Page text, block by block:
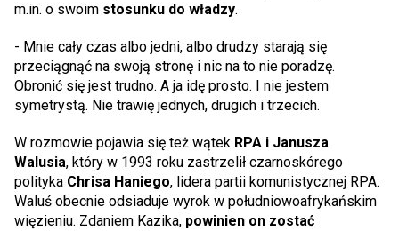
m.in. o swoim stosunku do władzy.
- Mnie cały czas albo jedni, albo drudzy starają się
przeciągnąć na swoją stronę i nic na to nie poradzę.
Obronić się jest trudno. A ja idę prosto. I nie jestem
symetrystą. Nie trawię jednych, drugich i trzecich.
W rozmowie pojawia się też wątek RPA i Janusza
Walusia, który w 1993 roku zastrzelił czarnoskórego
polityka Chrisa Haniego, lidera partii komunistycznej RPA.
Waluś obecnie odsiaduje wyrok w południowoafrykańskim
więzieniu. Zdaniem Kazika, powinien on zostać